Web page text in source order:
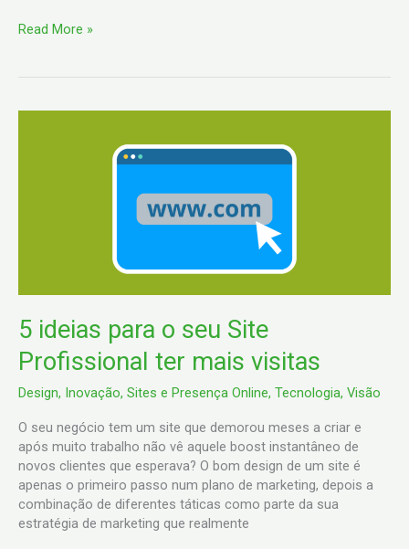
Read More »
5 ideias para o seu Site
Profissional ter mais visitas
Design, Inovação, Sites e Presença Online, Tecnologia, Visão
O seu negócio tem um site que demorou meses a criar e
após muito trabalho não vê aquele boost instantâneo de
novos clientes que esperava? O bom design de um site é
apenas o primeiro passo num plano de marketing, depois a
combinação de diferentes táticas como parte da sua
estratégia de marketing que realmente
visitas